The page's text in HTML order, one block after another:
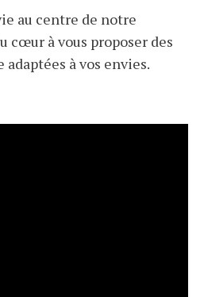
au centre de notre
cœur à vous proposer des
adaptées à vos envies.